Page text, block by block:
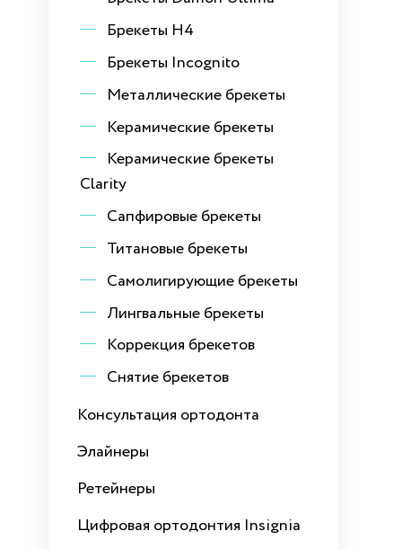
Брекеты H4
Брекеты Incognito
Металлические брекеты
Керамические брекеты
Керамические брекеты
Clarity
Сапфировые брекеты
Титановые брекеты
Самолигирующие брекеты
Лингвальные брекеты
Коррекция брекетов
Снятие брекетов
Консультация ортодонта
Элайнеры
Ретейнеры
Цифровая ортодонтия Insignia